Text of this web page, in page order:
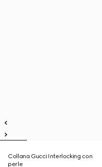
Collana Gucci Interlocking con
perle